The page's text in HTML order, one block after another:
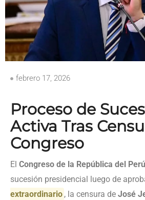
febrero 17, 2026
Proceso de
Activa Tras
Congreso
El Congreso de la República del Perú
sucesión presidencial luego de
extraordinario , la censura deJosé